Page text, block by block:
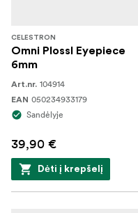
CELESTRON
Omni Plossl Eyepiece
6mm
Art.nr. 104914
EAN 050234933179
Sandėlyje
39,90 €
Dėti į krepšelį